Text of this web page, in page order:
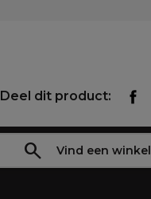
Deel dit product:
Vind een winkel